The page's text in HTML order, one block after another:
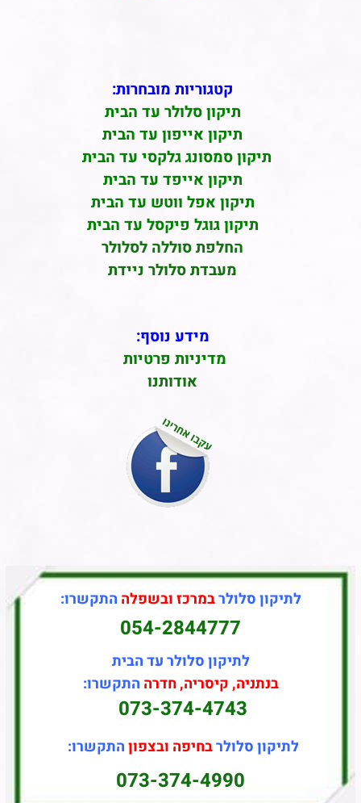
קטגוריות מובחרות:
תיקון סלולר עד הבית
תיקון אייפון עד הבית
תיקון סמסונג גלקסי עד הבית
תיקון אייפד עד הבית
תיקון אפל ווטש עד הבית
תיקון גוגל פיקסל עד הבית
החלפת סוללה לסלולר
מעבדת סלולר ניידת
מידע נוסף:
מדיניות פרטיות
אודותנו
לתיקון סלולרבמרכז ובשפלה התקשרו:
054-2844777
לתיקון סלולר עד הבית
בנתניה, קיסריה, חדרה התקשרו:
073-374-4743
לתיקון סלולרבחיפה ובצפוןהתקשרו:
073-374-4990